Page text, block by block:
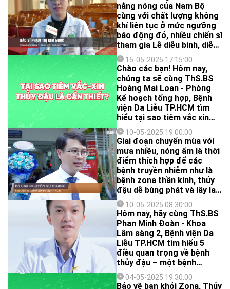
nhãn ghi SPF 50.
nắng nóng của Nam Bộ
cùng với chất lượng không
khí liên tục ở mức ngưỡng
báo động đỏ, nhiều chiến sĩ
tham gia Lễ diễu binh, diễu
hành Kỷ niệm 50 năm Ngày
Giải phóng miền Nam,
thống nhất Đất nước
(30/4/1975-30/4/2025) vừa
qua đã gặp một số các vấn
đề về da.
15-05-2025 17:15:00
Chào các bạn! Hôm nay,
chúng ta sẽ cùng ThS.BS
Hoàng Mai Loan - Phòng
Kế hoạch tổng hợp, Bệnh
viện Da Liễu TP.HCM tìm
hiểu tại sao tiêm vắc xin
thủy đậu lại vô cùng quan
trọng cho sức khỏe của
bạn và gia đình nhé!
10-05-2025 19:00:00
Giai đoạn chuyển mùa với
mưa nhiều, nóng ẩm là thời
điểm thích hợp để các
bệnh truyền nhiễm như là
bệnh zona thần kinh, thủy
đậu dễ bùng phát và lây lan.
Người dân cần có các biện
pháp chủ động phòng ngừa
cũng như điều trị đúng, kịp
thời nếu mắc bệnh.
10-05-2025 08:30:00
Hôm nay, hãy cùng ThS.BS
Phan Minh Đoàn - Khoa
Lâm sàng 2, Bệnh viện Da
Liễu TP.HCM tìm hiểu 5
điều quan trọng về bệnh
thủy đậu – một bệnh
truyền nhiễm rất phổ biến,
đặc biệt ở trẻ em, nhưng
04-05-2025 19:30:00
Bảo vệ bạn khỏi Zona, Thủy